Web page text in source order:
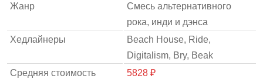
Жанр
Смесь альтернативного
рока, инди и дэнса
Хедлайнеры
Beach House, Ride,
Digitalism, Bry, Beak
Средняя стоимость
5828 ₽